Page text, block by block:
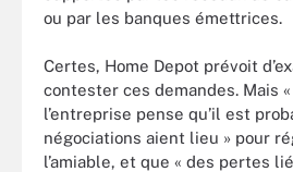
ou par les banques émettrices.
Certes, Home Depot prévoit
contester ces demandes. Mais
l’entreprise pense qu’il est
négociations aient lieu » pour
l’amiable, et que « des pertes